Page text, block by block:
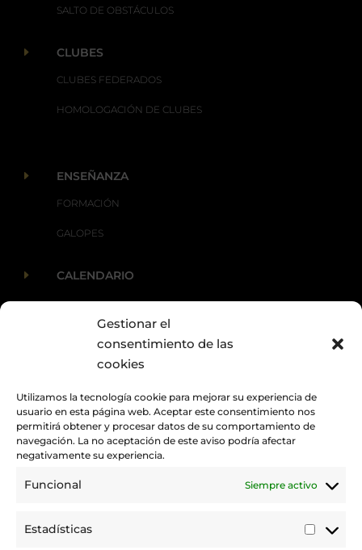
Gestionar el
consentimiento de las
cookies
Utilizamos la tecnología cookie para mejorar su experiencia de
usuario en esta página web. Aceptar este consentimiento nos
permitirá obtener y procesar datos de su comportamiento de
navegación. La no aceptación de este aviso podría afectar
negativamente su experiencia.
Funcional Siempre activo
Estadísticas
SALTO DE OBSTÁCULOS
E CLUBES
CLUBES FEDERADOS
HOMOLOGACIÓN DE CLUBES
E ENSEÑANZA
FORMACIÓN
GALOPES
E CALENDARIO
ACTUALIDAD
Promovemos y desarrollamos la práctica de la hípica en Canarias.